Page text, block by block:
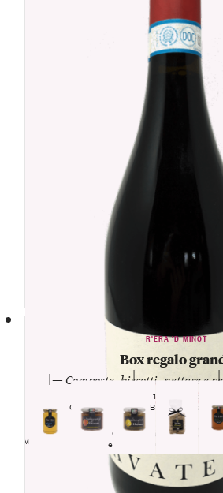
R'ERA 'D MINOT
Box regalo
— Composte, biscotti, nettare e
1 Vasetto
Miele di tiglio
Confettura
extra di
albicocche 1 Vasetto
Confettura
extra di pere
Madernassa
1 Sacchetto
Biscotti pera,
cannella e
cioccolato 1